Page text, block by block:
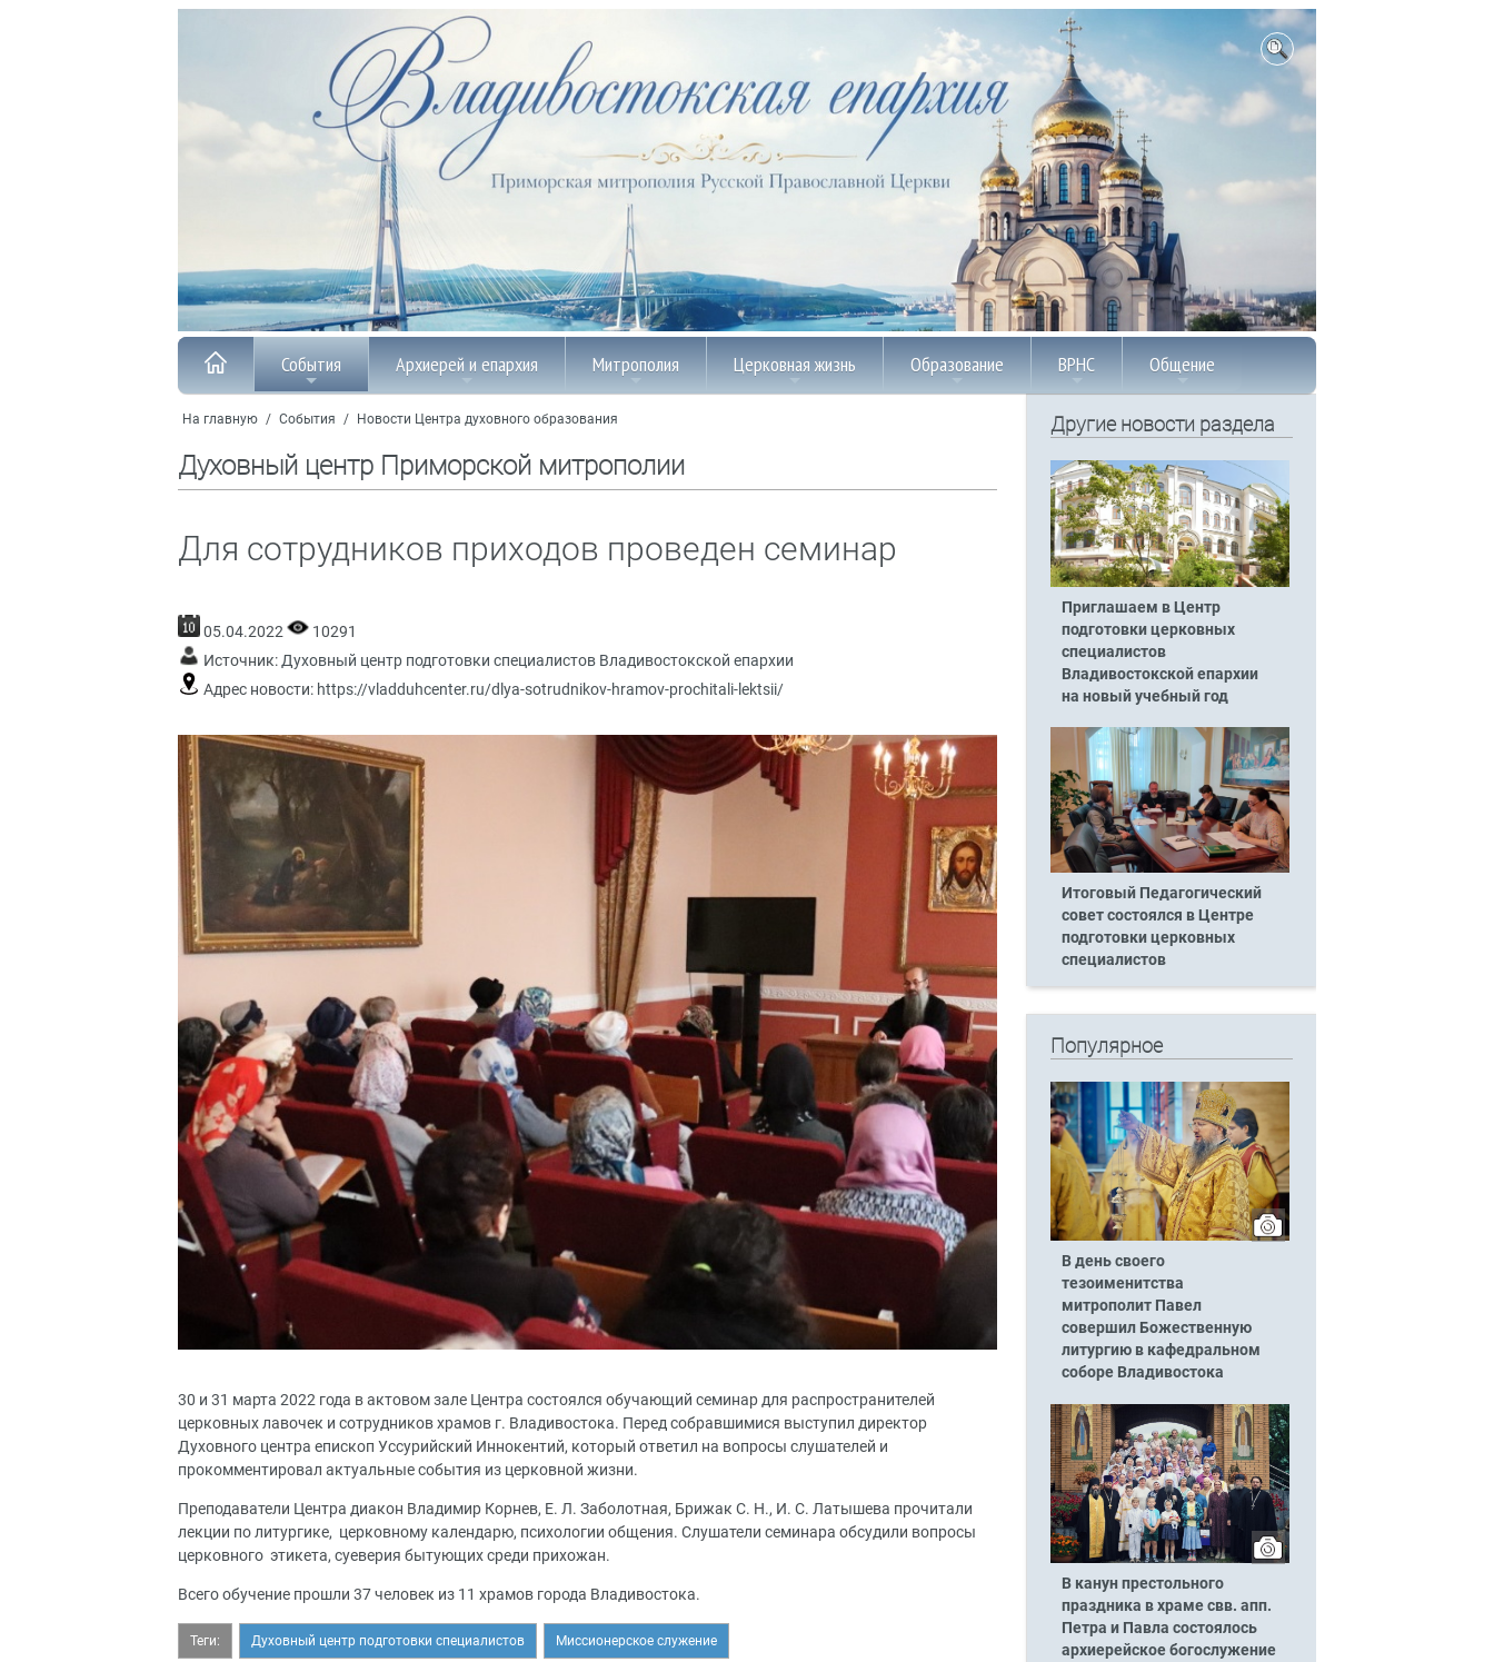
События Архиерей и епархия Митрополия Церковная жизнь Образование ВРНС Общение
На главную / События / Новости Центра духовного образования
Духовный центр Приморской митрополии
Для сотрудников приходов проведен семинар
05.04.2022
10291
Источник:Духовный центр подготовки специалистов Владивостокской епархии
Адрес новости: https://vladduhcenter.ru/dlya-sotrudnikov-hramov-prochitali-lektsii/
30 и 31 марта 2022 года в актовом зале Центра состоялся обучающий семинар для распространителей
церковных лавочек и сотрудников храмов г. Владивостока. Перед собравшимися выступил директор
Духовного центра епископ Уссурийский Иннокентий, который ответил на вопросы слушателей и
прокомментировал актуальные события из церковной жизни.
Преподаватели Центра диакон Владимир Корнев, Е. Л. Заболотная, Брижак С. Н., И. С. Латышева прочитали
лекции по литургике, церковному календарю, психологии общения. Слушатели семинара обсудили вопросы
церковного этикета, суеверия бытующих среди прихожан.
Всего обучение прошли 37 человек из 11 храмов города Владивостока.
Теги: Духовный центр подготовки специалистов Миссионерское служение
Другие новости раздела
Приглашаем в Центр
подготовки церковных
специалистов
Владивостокской епархии
на новый учебный год
Итоговый Педагогический
совет состоялся в Центре
подготовки церковных
специалистов
Популярное
В день своего
тезоименитства
митрополит Павел
совершил Божественную
литургию в кафедральном
соборе Владивостока
В канун престольного
праздника в храме свв. апп.
Петра и Павла состоялось
архиерейское богослужение